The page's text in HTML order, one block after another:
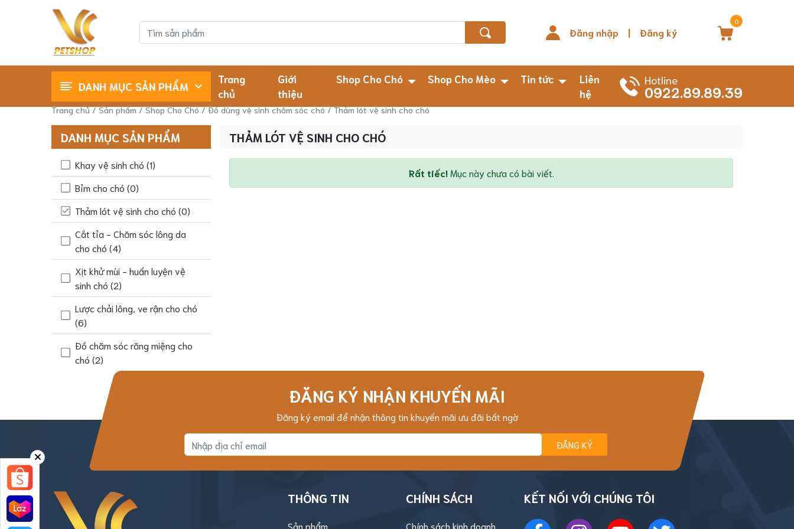
Đăng nhập | Đăng ký
0
DANH MỤC SẢN PHẨM
Trang
chủ
Giới
thiệu
Shop Cho Chó Shop Cho Mèo Tin tức
Liên
hệ
Hotline
0922.89.89.39
Trang chủ/Sản phẩm/Shop Cho Chó/Đồ dùng vệ sinh chăm sóc chó/ Thảm lót vệ sinh cho chó
DANH MỤC SẢN PHẨM
Khay vệ sinh chó (1)
Bỉm cho chó (0)
Thảm lót vệ sinh cho chó (0)
Cắt tỉa - Chăm sóc lông da
cho chó (4)
Xịt khử mùi - huấn luyện vệ
sinh chó (2)
Lược chải lông, ve rận cho chó
(6)
Đồ chăm sóc răng miệng cho
chó (2)
THẢM LÓT VỆ SINH CHO CHÓ
Rất tiếc!Mục này chưa có bài viết.
ĐĂNG KÝ NHẬN KHUYẾN MÃI
Đăng ký email để nhận thông tin khuyến mãi ưu đãi bất ngờ
ĐĂNG KÝ
THÔNG TIN
Sản phẩm
CHÍNH SÁCH
Chính sách kinh doanh
KẾT NỐI VỚI CHÚNG TÔI